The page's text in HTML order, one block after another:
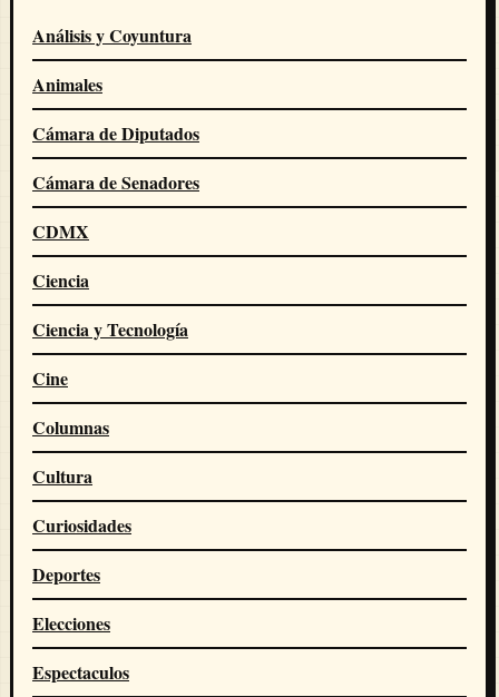
Análisis y Coyuntura
Animales
Cámara de Diputados
Cámara de Senadores
CDMX
Ciencia
Ciencia y Tecnología
Cine
Columnas
Cultura
Curiosidades
Deportes
Elecciones
Espectaculos